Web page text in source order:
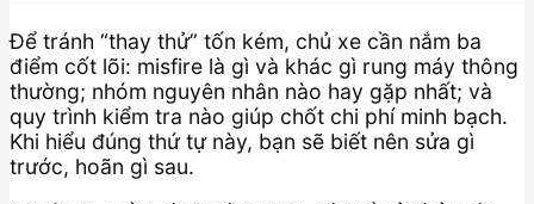
Để tránh “thay thử” tốn kém, chủ xe cần nắm ba
điểm cốt lõi: misfire là gì và khác gì rung máy thông
thường; nhóm nguyên nhân nào hay gặp nhất; và
quy trình kiểm tra nào giúp chốt chi phí minh bạch.
Khi hiểu đúng thứ tự này, bạn sẽ biết nên sửa gì
trước, hoãn gì sau.